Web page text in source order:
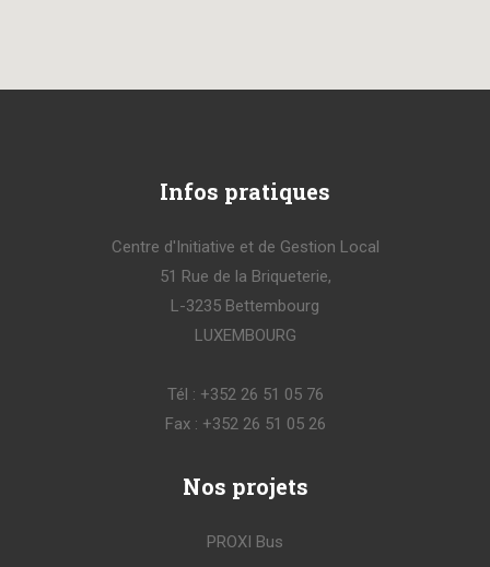
Infos pratiques
Centre d'Initiative et de Gestion Local
51 Rue de la Briqueterie,
L-3235 Bettembourg
LUXEMBOURG
Tél : +352 26 51 05 76
Fax : +352 26 51 05 26
Nos projets
PROXI Bus